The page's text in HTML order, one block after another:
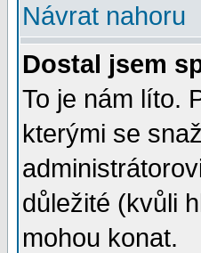
Návrat nahoru
Dostal jsem
To je nám líto.
kterými se
důležité (kvůli
mohou konat.